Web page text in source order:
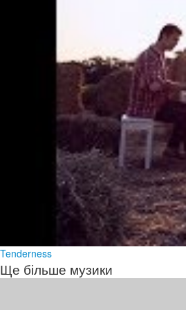
Tenderness
Ще більше музики